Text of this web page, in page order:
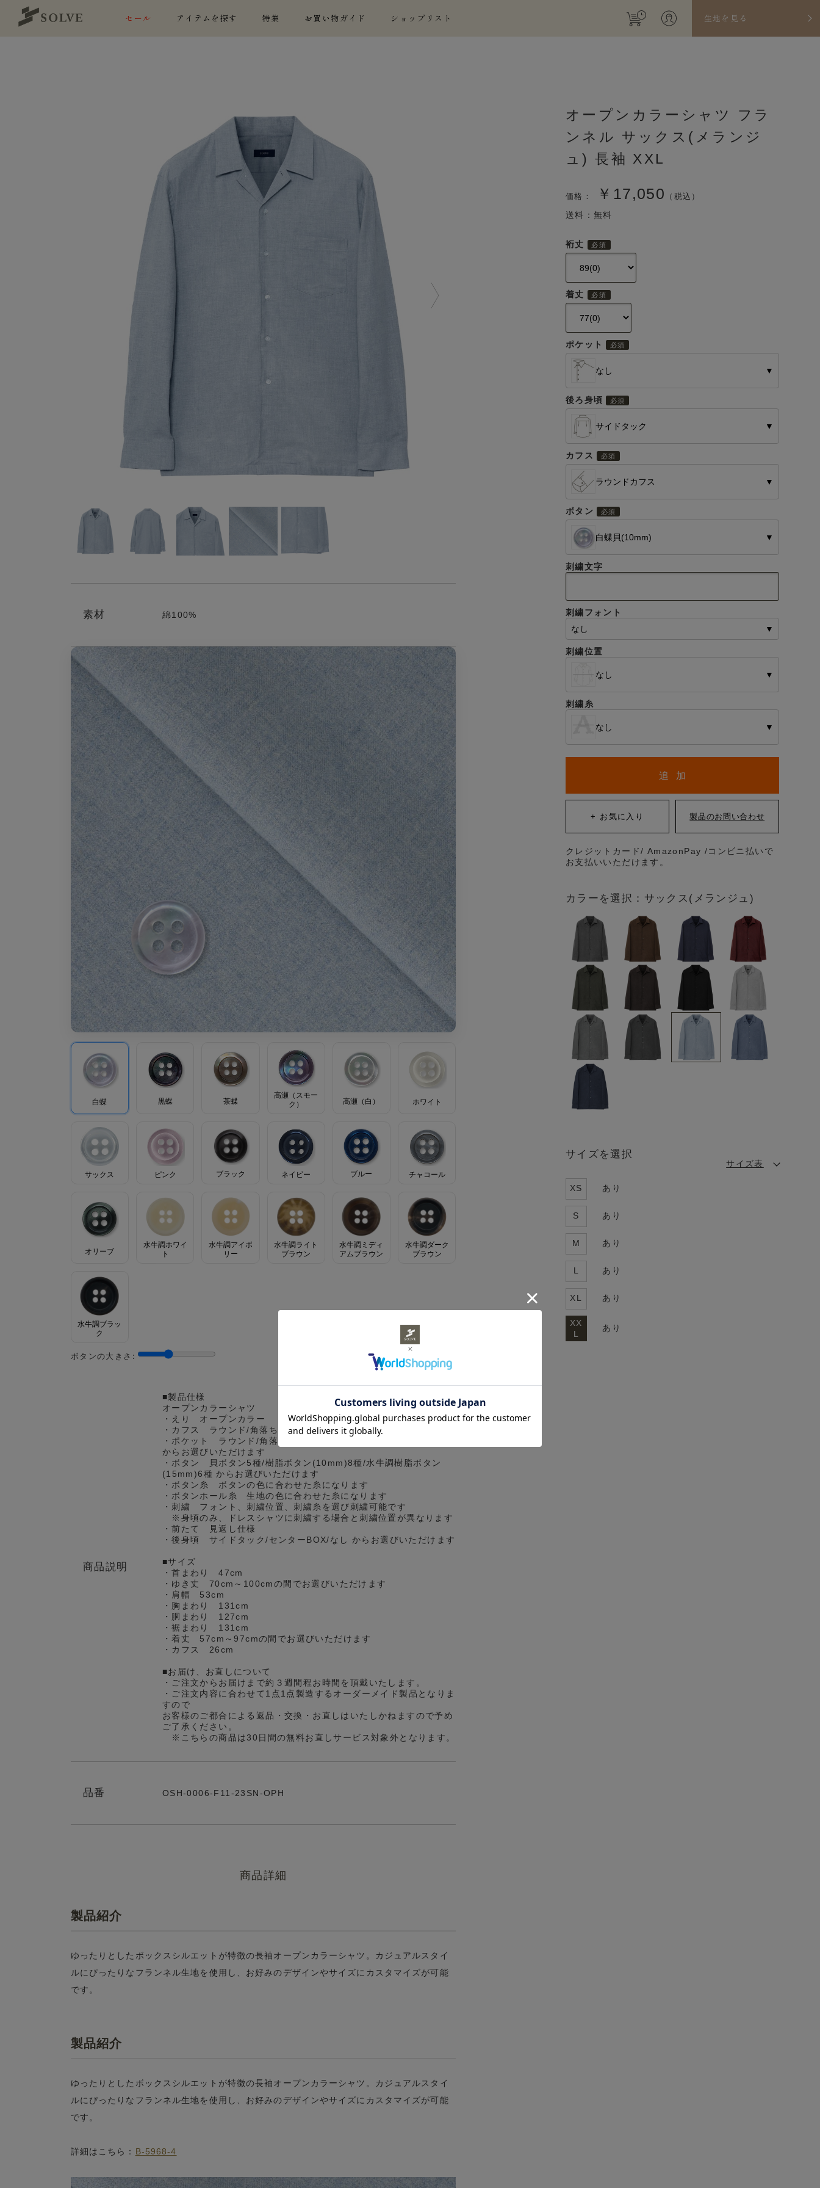
生地を見る
セール アイテムを探す 特集 お買い物ガイド ショップリスト
素材 綿100%
白蝶 黒蝶 茶蝶
高瀬（スモー
ク）
高瀬（白） ホワイト
サックス ピンク ブラック ネイビー ブルー チャコール
オリーブ
水牛調ホワイ
ト
水牛調アイボ
リー
水牛調ライト
ブラウン
水牛調ミディ
アムブラウン
水牛調ダーク
ブラウン
水牛調ブラッ
ク
ボタンの大きさ:
商品説明
■製品仕様
オープンカラーシャツ
・えり オープンカラー
・カフス ラウンド/角落ち/スクエア からお選びいただけます
・ポケット ラウンド/角落ち/ホームベース/パッチ＆フラップ/なし
からお選びいただけます
・ボタン 貝ボタン5種/樹脂ボタン(10mm)8種/水牛調樹脂ボタン
(15mm)6種 からお選びいただけます
・ボタン糸 ボタンの色に合わせた糸になります
・ボタンホール糸 生地の色に合わせた糸になります
・刺繍 フォント、刺繍位置、刺繍糸を選び刺繍可能です
※身頃のみ、ドレスシャツに刺繍する場合と刺繍位置が異なります
・前たて 見返し仕様
・後身頃 サイドタック/センターBOX/なし からお選びいただけます
■サイズ
・首まわり 47cm
・ゆき丈 70cm～100cmの間でお選びいただけます
・肩幅 53cm
・胸まわり 131cm
・胴まわり 127cm
・裾まわり 131cm
・着丈 57cm～97cmの間でお選びいただけます
・カフス 26cm
■お届け、お直しについて
・ご注文からお届けまで約３週間程お時間を頂戴いたします。
・ご注文内容に合わせて1点1点製造するオーダーメイド製品となりま
すので
お客様のご都合による返品・交換・お直しはいたしかねますので予め
ご了承ください。
※こちらの商品は30日間の無料お直しサービス対象外となります。
品番 OSH-0006-F11-23SN-OPH
商品詳細
製品紹介
ゆったりとしたボックスシルエットが特徴の長袖オープンカラーシャツ。カジュアルスタイ
ルにぴったりなフランネル生地を使用し、お好みのデザインやサイズにカスタマイズが可能
です。
製品紹介
ゆったりとしたボックスシルエットが特徴の長袖オープンカラーシャツ。カジュアルスタイ
ルにぴったりなフランネル生地を使用し、お好みのデザインやサイズにカスタマイズが可能
です。
詳細はこちら： B-5968-4
オープンカラーシャツ フラ
ンネル サックス(メランジ
ュ) 長袖 XXL
価格： ￥17,050 （税込）
送料：無料
裄丈
着丈
ポケット
なし ▼
後ろ身頃
サイドタック ▼
カフス
ラウンドカフス ▼
ボタン
白蝶貝(10mm) ▼
刺繍文字
刺繍フォント
なし
▼
刺繍位置
なし ▼
刺繍糸
なし ▼
カラーを選択：サックス(メランジュ)
サイズを選択
サイズ表
XS あり
S あり
M あり
L あり
XL あり
XX
L
あり
追 加
クレジットカード/ AmazonPay /コンビニ払いで
お支払いいただけます。